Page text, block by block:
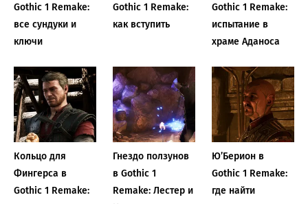
Gothic 1 Remake:
все сундуки и
ключи
Gothic 1 Remake:
как вступить
Gothic 1 Remake:
испытание в
храме Аданоса
Кольцо для
Фингерса в
Gothic 1 Remake:
Гнездо ползунов
в Gothic 1
Remake: Лестер и
Ю’Берион в
Gothic 1 Remake:
где найти